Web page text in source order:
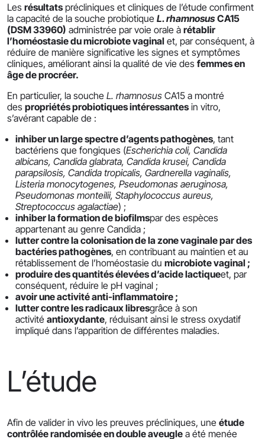
Les résultatsprécliniques et cliniques de l’étude confirment
la capacité de la souche probiotique L. rhamnosus CA15
(DSM 33960) administrée par voie orale à rétablir
l’homéostasie du microbiote vaginal et, par conséquent, à
réduire de manière significative les signes et symptômes
cliniques, améliorant ainsi la qualité de vie des femmes en
âge de procréer.
En particulier, la souche L. rhamnosus CA15 a montré
des propriétés probiotiques intéressantesin vitro,
s’avérant capable de :
inhiber un large spectre d’agents pathogènes, tant
bactériens que fongiques (Escherichia coli, Candida
albicans, Candida glabrata, Candida krusei, Candida
parapsilosis, Candida tropicalis, Gardnerella vaginalis,
Listeria monocytogenes, Pseudomonas aeruginosa,
Pseudomonas monteilii, Staphylococcus aureus,
Streptococcus agalactiae) ;
inhiber la formation de biofilmspar des espèces
appartenant au genre Candida ;
lutter contre la colonisation de la zone vaginale par des
bactéries pathogènes, en contribuant au maintien et au
rétablissement de l’homéostasie dumicrobiote vaginal ;
produire des quantités élevées d’acide lactiqueet, par
conséquent, réduire le pH vaginal ;
avoir une activité anti-inflammatoire ;
lutter contre les radicaux libresgrâce à son
activitéantioxydante, réduisant ainsi le stress oxydatif
impliqué dans l’apparition de différentes maladies.
L’étude
Afin de valider in vivo les preuves précliniques, une étude
contrôlée randomisée en double aveugle a été menée